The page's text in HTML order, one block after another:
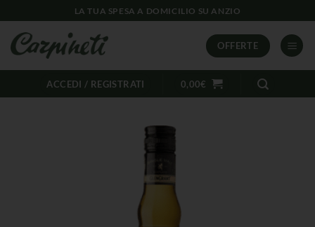
LA TUA SPESA A DOMICILIO SU ANZIO
OFFERTE
ACCEDI / REGISTRATI 0,00€